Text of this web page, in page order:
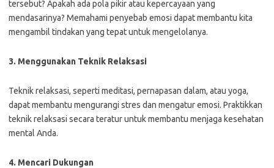
tersebut? Apakah ada pola pikir atau kepercayaan yang
mendasarinya? Memahami penyebab emosi dapat membantu kita
mengambil tindakan yang tepat untuk mengelolanya.
3. Menggunakan Teknik Relaksasi
Teknik relaksasi, seperti meditasi, pernapasan dalam, atau yoga,
dapat membantu mengurangi stres dan mengatur emosi. Praktikkan
teknik relaksasi secara teratur untuk membantu menjaga kesehatan
mental Anda.
4. Mencari Dukungan